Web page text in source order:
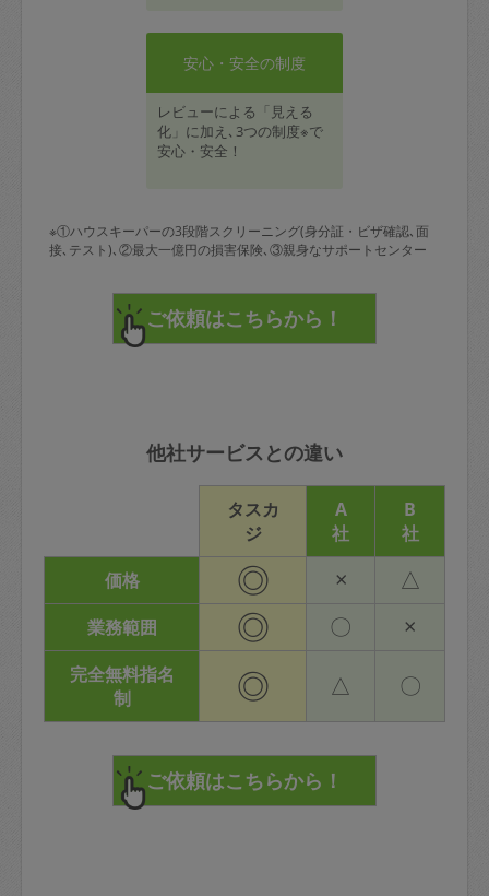
安心・安全の制度
レビューによる「見える
化」に加え､3つの制度※で
安心・安全！
※①ハウスキーパーの3段階スクリーニング(身分証・ビザ確認､面
接､テスト)､②最大一億円の損害保険､③親身なサポートセンター
他社サービスとの違い
タスカ
ジ
A
社
B
社
価格
◎ × △
業務範囲 ◎ 〇 ×
完全無料指名
制
◎ △ 〇